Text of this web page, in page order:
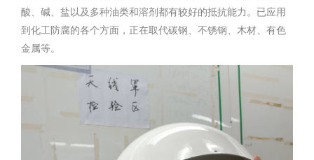
酸、碱、盐以及多种油类和溶剂都有较好的抵抗能力。已应用
到化工防腐的各个方面，正在取代碳钢、不锈钢、木材、有色
金属等。